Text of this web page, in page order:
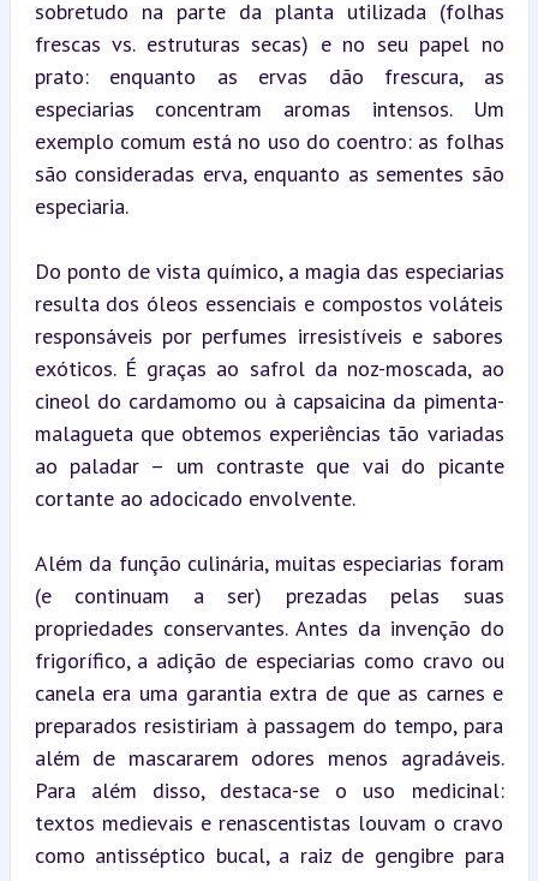
sobretudo na parte da planta utilizada (folhas
frescas vs. estruturas secas) e no seu papel no
prato: enquanto as ervas dão frescura, as
especiarias concentram aromas intensos. Um
exemplo comum está no uso do coentro: as folhas
são consideradas erva, enquanto as sementes são
especiaria.
Do ponto de vista químico, a magia das especiarias
resulta dos óleos essenciais e compostos voláteis
responsáveis por perfumes irresistíveis e sabores
exóticos. É graças ao safrol da noz-moscada, ao
cineol do cardamomo ou à capsaicina da pimenta-
malagueta que obtemos experiências tão variadas
ao paladar – um contraste que vai do picante
cortante ao adocicado envolvente.
Além da função culinária, muitas especiarias foram
(e continuam a ser) prezadas pelas suas
propriedades conservantes. Antes da invenção do
frigorífico, a adição de especiarias como cravo ou
canela era uma garantia extra de que as carnes e
preparados resistiriam à passagem do tempo, para
além de mascararem odores menos agradáveis.
Para além disso, destaca-se o uso medicinal:
textos medievais e renascentistas louvam o cravo
como antisséptico bucal, a raiz de gengibre para